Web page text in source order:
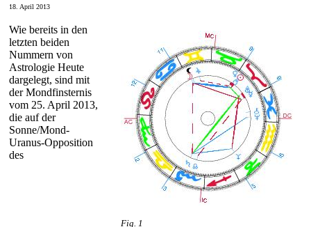
18 April 2013
Fig. 1
Wie bereits in den
letzten beiden
Nummern von
Astrologie Heute
dargelegt, sind mit
der Mondfinsternis
vom 25. April 2013,
die auf der
Sonne/Mond-
Uranus-Opposition
des